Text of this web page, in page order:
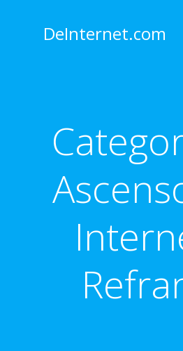
DeInternet.com